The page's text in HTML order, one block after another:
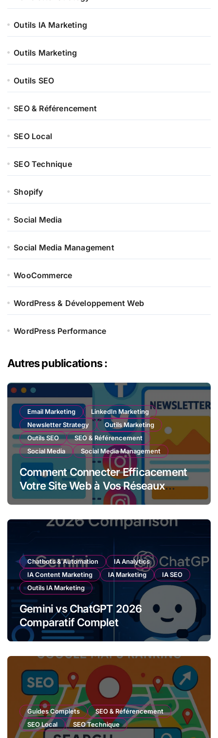
Outils IA Marketing
Outils Marketing
Outils SEO
SEO & Référencement
SEO Local
SEO Technique
Shopify
Social Media
Social Media Management
WooCommerce
WordPress & Développement Web
WordPress Performance
Autres publications :
Email Marketing
LinkedIn Marketing
Newsletter Strategy
Outils Marketing
Outils SEO
SEO & Référencement
Social Media
Social Media Management
Comment Connecter Efficacement
Votre Site Web à Vos Réseaux
Sociaux et Newsletter
Chatbots & Automation
IA Analytics
IA Content Marketing
IA Marketing
IA SEO
Outils IA Marketing
Gemini vs ChatGPT 2026
Comparatif Complet
Guides Complets
SEO & Référencement
SEO Local
SEO Technique